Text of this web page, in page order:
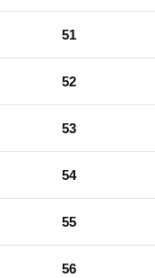
51
52
53
54
55
56